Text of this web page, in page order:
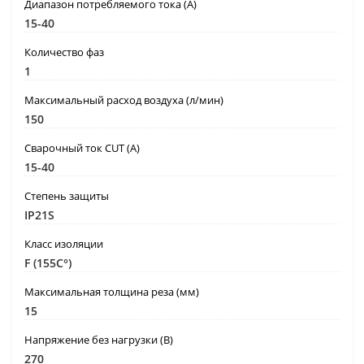
Диапазон потребляемого тока (А)
15-40
Количество фаз
1
Максимальный расход воздуха (л/мин)
150
Сварочный ток CUT (А)
15-40
Степень защиты
IP21S
Класс изоляции
F (155C°)
Максимальная толщина реза (мм)
15
Напряжение без нагрузки (В)
270